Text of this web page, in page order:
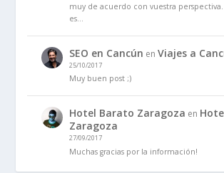
muy de acuerdo con vuestra
es…
SEO en Cancún enViajes a
25/10/2017
Muy buen post ;)
Hotel Barato Zaragoza en
Zaragoza
27/09/2017
Muchas gracias por la información!